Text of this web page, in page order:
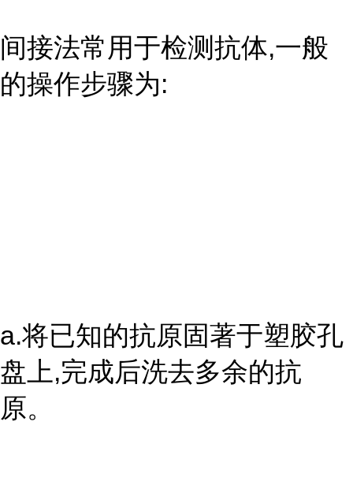
间接法常用于检测抗体,一般
的操作步骤为:
a.将已知的抗原固著于塑胶孔
盘上,完成后洗去多余的抗
原。